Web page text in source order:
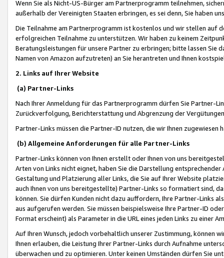
Wenn Sie als Nicht-US-Bürger am Partnerprogramm teilnehmen,
außerhalb der Vereinigten Staaten erbringen, es sei denn, Sie haben
Die Teilnahme am Partnerprogramm ist kostenlos und wir stellen auf
erfolgreichen Teilnahme zu unterstützen. Wir haben zu keinem
Beratungsleistungen für unsere Partner zu erbringen; bitte lassen Sie
Namen von Amazon aufzutreten) an Sie herantreten und Ihnen
2. Links auf Ihrer Website
(a) Partner-Links
Nach Ihrer Anmeldung für das Partnerprogramm dürfen Sie Partner-
Zurückverfolgung, Berichterstattung und Abgrenzung der
Partner-Links müssen die Partner-ID nutzen, die wir Ihnen zugewiesen
(b) Allgemeine Anforderungen für alle Partner-Links
Partner-Links können von Ihnen erstellt oder Ihnen von uns
Arten von Links nicht eignet, haben Sie die Darstellung
Gestaltung und Platzierung aller Links, die Sie auf Ihrer Website
auch Ihnen von uns bereitgestellte) Partner-Links so formatiert sind,
können. Sie dürfen Kunden nicht dazu auffordern, Ihre Partner-Links
aus aufgerufen werden. Sie müssen beispielsweise Ihre Partner-ID
Format erscheint) als Parameter in die URL eines jeden Links zu einer
Auf Ihren Wunsch, jedoch vorbehaltlich unserer Zustimmung, können
Ihnen erlauben, die Leistung Ihrer Partner-Links durch Aufnahme
überwachen und zu optimieren. Unter keinen Umständen dürfen Sie